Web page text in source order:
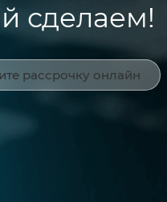
сделаем!
рассрочку онлайн